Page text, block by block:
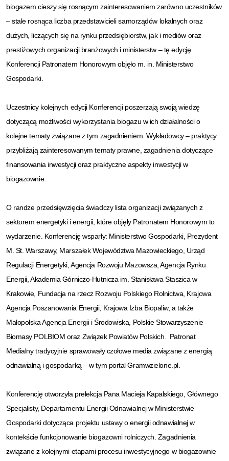
biogazem cieszy się rosnącym zainteresowaniem zarówno uczestników
– stale rosnąca liczba przedstawicieli samorządów lokalnych oraz
dużych, liczących się na rynku przedsiębiorstw, jak i mediów oraz
prestiżowych organizacji branżowych i ministerstw – tę edycję
Konferencji Patronatem Honorowym objęło m. in. Ministerstwo
Gospodarki.
Uczestnicy kolejnych edycji Konferencji poszerzają swoją wiedzę
dotyczącą możliwości wykorzystania biogazu w ich działalności o
kolejne tematy związane z tym zagadnieniem. Wykładowcy – praktycy
przybliżają zainteresowanym tematy prawne, zagadnienia dotyczące
finansowania inwestycji oraz praktyczne aspekty inwestycji w
biogazownie.
O randze przedsięwzięcia świadczy lista organizacji związanych z
sektorem energetyki i energii, które objęły Patronatem Honorowym to
wydarzenie. Konferencję wsparły: Ministerstwo Gospodarki, Prezydent
M. St. Warszawy, Marszałek Województwa Mazowieckiego, Urząd
Regulacji Energetyki, Agencja Rozwoju Mazowsza, Agencja Rynku
Energii, Akademia Górniczo-Hutnicza im. Stanisława Staszica w
Krakowie, Fundacja na rzecz Rozwoju Polskiego Rolnictwa, Krajowa
Agencja Poszanowania Energii, Krajowa Izba Biopaliw, a także
Małopolska Agencja Energii i Środowiska, Polskie Stowarzyszenie
Biomasy POLBIOM oraz Związek Powiatów Polskich. Patronat
Medialny tradycyjnie sprawowały czołowe media związane z energią
odnawialną i gospodarką – w tym portal Gramwzielone.pl.
Konferencję otworzyła prelekcja Pana Macieja Kapalskiego, Głównego
Specjalisty, Departamentu Energii Odnawialnej w Ministerstwie
Gospodarki dotycząca projektu ustawy o energii odnawialnej w
kontekście funkcjonowanie biogazowni rolniczych. Zagadnienia
związane z kolejnymi etapami procesu inwestycyjnego w biogazownie